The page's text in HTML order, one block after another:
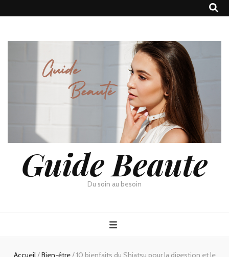
Guide Beaute
Du soin au besoin
Accueil/Bien-être/10 bienfaits du Shiatsu pour la digestion et le